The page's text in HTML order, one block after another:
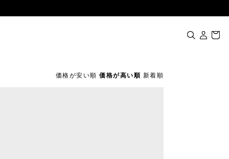
価格が安い順 価格が高い順 新着順